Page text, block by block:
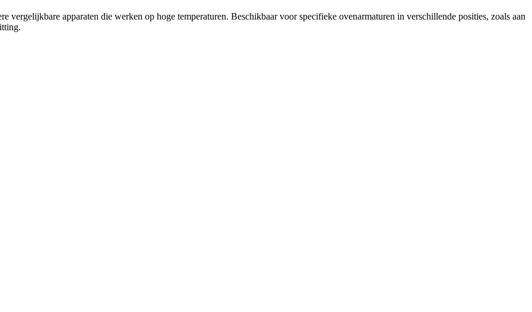
vergelijkbare apparaten die werken op hoge temperaturen. Beschikbaar voor specifieke ovenarmaturen in verschillende posities, zoals aan